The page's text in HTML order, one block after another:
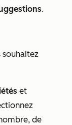
.
souhaitez
et
de